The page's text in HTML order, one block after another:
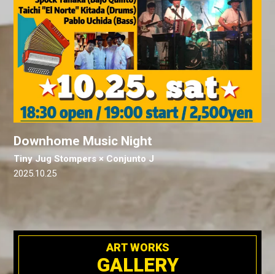
Downhome Music Night
Tiny Jug Stompers × Conjunto J
2025.10.25
ART WORKS
GALLERY